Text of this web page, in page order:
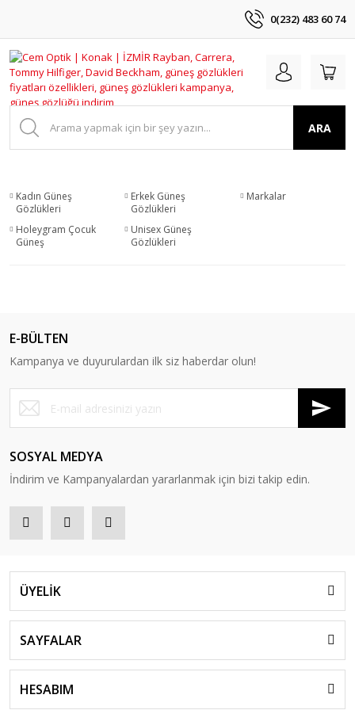
0(232) 483 60 74
ARA
Kadın Güneş
Gözlükleri
Erkek Güneş
Gözlükleri
Markalar
Holeygram Çocuk
Güneş
Unisex Güneş
Gözlükleri
E-BÜLTEN
Kampanya ve duyurulardan ilk siz haberdar olun!
SOSYAL MEDYA
İndirim ve Kampanyalardan yararlanmak için bizi takip edin.
ÜYELİK
SAYFALAR
HESABIM